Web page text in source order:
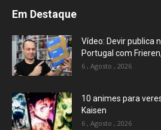
Em Destaque
Vídeo: Devir publica
Portugal com Frieren,
6 , Agosto , 2026
10 animes para
Kaisen
6 , Agosto , 2026